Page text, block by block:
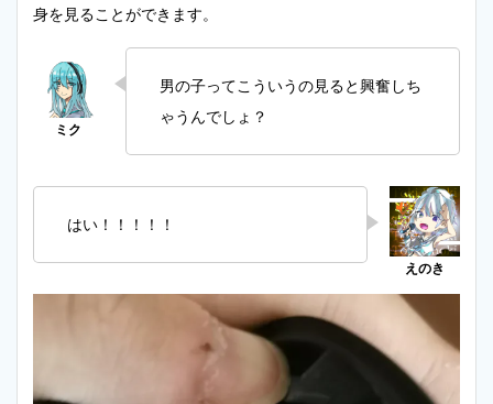
身を見ることができます。
男の子ってこういうの見ると興奮しち
ゃうんでしょ？
はい！！！！！